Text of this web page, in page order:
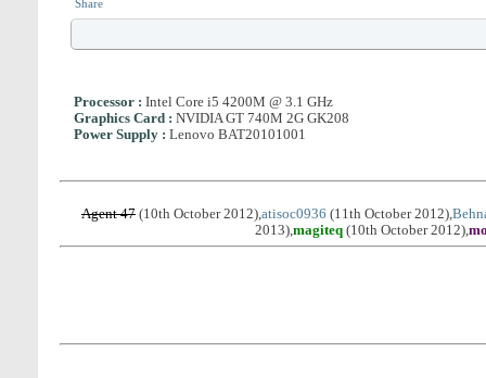
Share
Processor : Intel Core i5 4200M @ 3.1 GHz
Graphics Card : NVIDIA GT 740M 2G GK208
Power Supply : Lenovo BAT20101001
Agent 47 (10th October 2012),atisoc0936 (11th October 2012),
2013),magiteq (10th October 2012),